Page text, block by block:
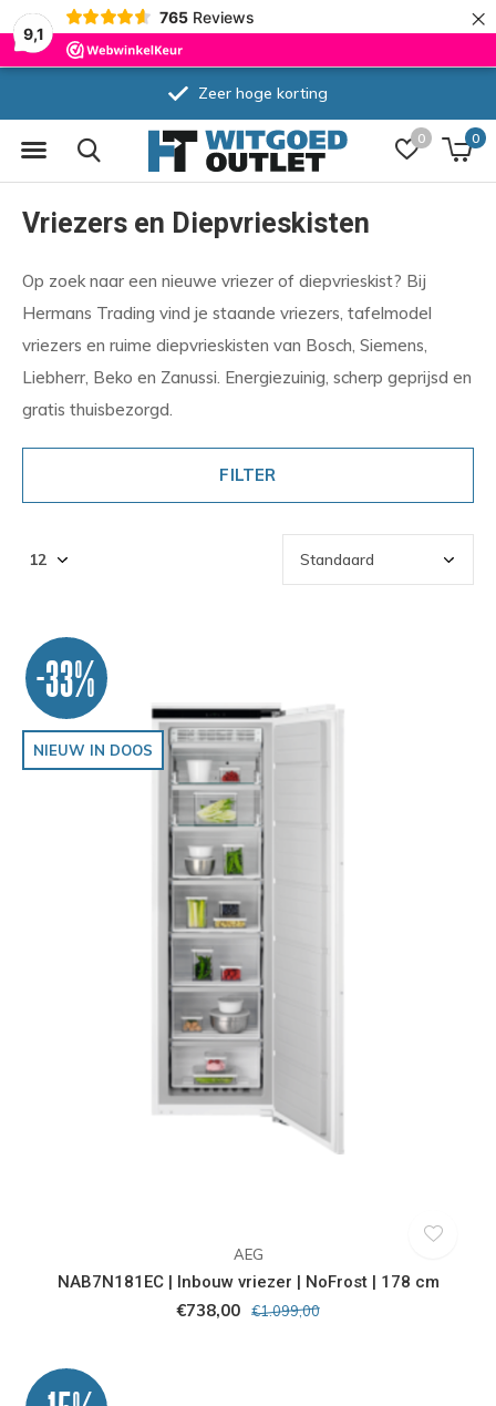
9,1
765 Reviews ×
0 0
Zeer hoge korting
Vriezers en Diepvrieskisten
Op zoek naar een nieuwe vriezer of diepvrieskist? Bij
Hermans Trading vind je staande vriezers, tafelmodel
vriezers en ruime diepvrieskisten van Bosch, Siemens,
Liebherr, Beko en Zanussi. Energiezuinig, scherp geprijsd en
gratis thuisbezorgd.
FILTER
-33%
NIEUW IN DOOS
AEG
NAB7N181EC | Inbouw vriezer | NoFrost | 178 cm
€738,00 €1.099,00